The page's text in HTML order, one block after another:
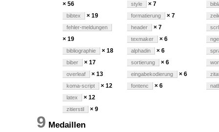
× 56
bibtex × 19
fehler-meldungen
× 19
bibliographie × 18
biber × 17
overleaf × 13
koma-script × 12
latex × 12
zitierstil × 9
style × 7
formatierung × 7
header × 7
texmaker × 6
alphadin × 6
sortierung × 6
eingabekodierung × 6
fontenc × 6
9 Medaillen